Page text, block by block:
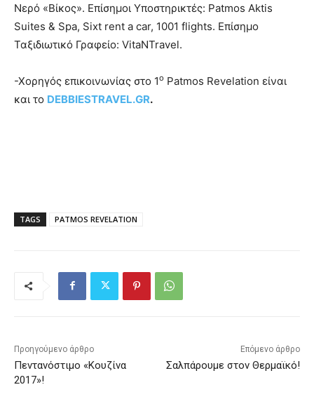
Νερό «Βίκος». Επίσημοι Υποστηρικτές: Patmos Aktis
Suites & Spa, Sixt rent a car, 1001 flights. Επίσημο
Ταξιδιωτικό Γραφείο: VitaNTravel.
-Χορηγός επικοινωνίας στο 1ο Patmos Revelation είναι
και το DEBBIESTRAVEL.GR.
TAGS PATMOS REVELATION
Προηγούμενο άρθρο
Πεντανόστιμο «Κουζίνα
2017»!
Επόμενο άρθρο
Σαλπάρουμε στον Θερμαϊκό!